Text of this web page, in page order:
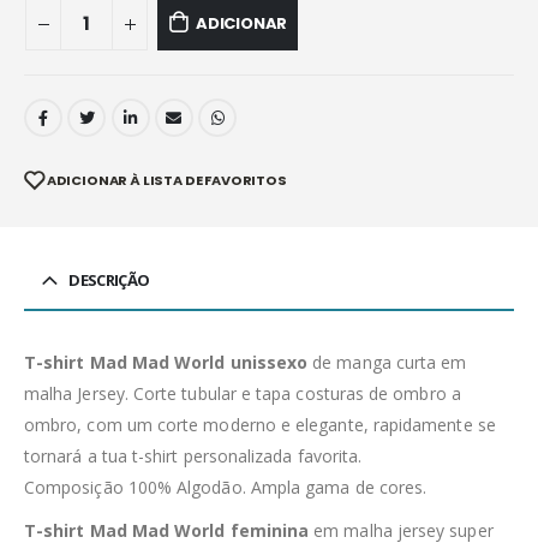
ADICIONAR
ADICIONAR À LISTA DE FAVORITOS
DESCRIÇÃO
T-shirt Mad Mad World unissexo de manga curta em
malha Jersey. Corte tubular e tapa costuras de ombro a
ombro, com um corte moderno e elegante, rapidamente se
tornará a tua t-shirt personalizada favorita.
Composição 100% Algodão. Ampla gama de cores.
T-shirt Mad Mad World feminina em malha jersey super